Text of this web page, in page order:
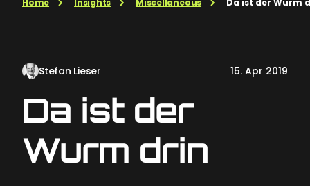
Home Insights Miscellaneous Da ist der Wurm
Stefan Lieser 15. Apr 2019
Da ist der
Wurm drin